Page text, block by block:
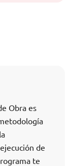
Obra es
de
te